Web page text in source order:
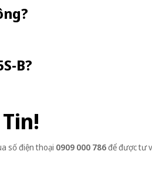
B?
số điện thoại 0909 000 786để được tư